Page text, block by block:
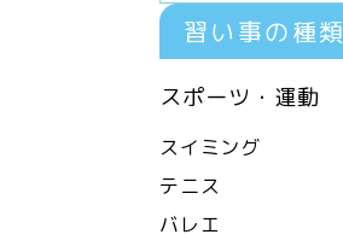
習い事の種類
スポーツ・運動
スイミング
テニス
バレエ